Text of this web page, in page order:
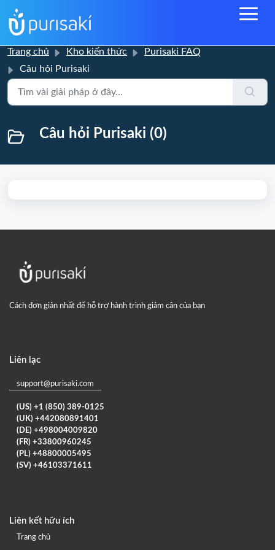
Trang chủ Kho kiến thức
Purisaki FAQ
Câu hỏi Purisaki
Câu hỏi Purisaki (0)
Cách đơn giản nhất để hỗ trợ hành trình giảm cân của bạn
Liên lạc
support@purisaki.com
(US) +1 (850) 389-0125
(UK) +442080891401
(DE) +498004009820
(FR) +33800960245
(PL) +48800005495
(SV) +46103371611
Liên kết hữu ích
Trang chủ